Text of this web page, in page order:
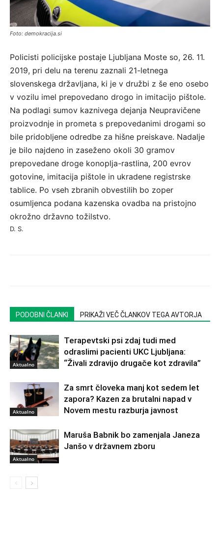
Foto: demokracija.si
Policisti policijske postaje Ljubljana Moste so, 26. 11.
2019, pri delu na terenu zaznali 21-letnega
slovenskega državljana, ki je v družbi z še eno osebo
v vozilu imel prepovedano drogo in imitacijo pištole.
Na podlagi sumov kaznivega dejanja Neupravičene
proizvodnje in prometa s prepovedanimi drogami so
bile pridobljene odredbe za hišne preiskave. Nadalje
je bilo najdeno in zaseženo okoli 30 gramov
prepovedane droge konoplja-rastlina, 200 evrov
gotovine, imitacija pištole in ukradene registrske
tablice. Po vseh zbranih obvestilih bo zoper
osumljenca podana kazenska ovadba na pristojno
okrožno državno tožilstvo.
D. S.
PODOBNI ČLANKI PRIKAŽI VEČ ČLANKOV TEGA AVTORJA
Aktualno
Terapevtski psi zdaj tudi med
odraslimi pacienti UKC Ljubljana:
“Živali zdravijo drugače kot zdravila”
Aktualno
Za smrt človeka manj kot sedem let
zapora? Kazen za brutalni napad v
Novem mestu razburja javnost
Aktualno
Maruša Babnik bo zamenjala Janeza
Janšo v državnem zboru